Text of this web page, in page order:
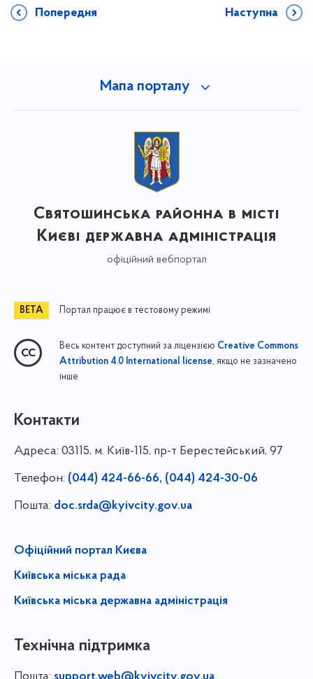
Попередня Наступна
Мапа порталу
Святошинська районна в місті
Києві державна адміністрація
офіційний вебпортал
Портал працює в тестовому режимі
Весь контент доступний за ліцензією Creative Commons
Attribution 4.0 International license, якщо не зазначено
інше
Контакти
Адреса: 03115, м. Київ-115, пр-т Берестейський, 97
Телефон: (044) 424-66-66, (044) 424-30-06
Пошта: doc.srda@kyivcity.gov.ua
Офіційний портал Києва
Київська міська рада
Київська міська державна адміністрація
Технічна підтримка
Пошта: